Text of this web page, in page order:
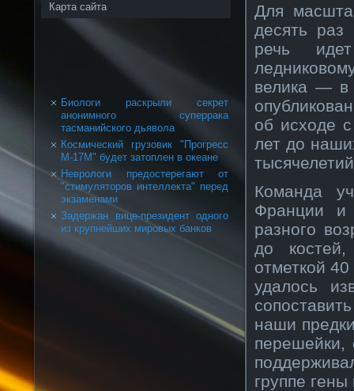
Карта сайта
Биологи раскрыли секрет
анонимного суперрака
тасманийского дьявола
Космический грузовик "Прогресс
М-17М" будет затоплен в океане
Неврологи предостерегают от
"стимуляторов интеллекта" перед
экзаменами
Задержан вице-президент одного
из крупнейших мировых банков
Для
десять
речь
велика — в
об исходе
лет до
Команда
Франции и
разного
до
отметкой
удалось
наши
перешейки,
группе